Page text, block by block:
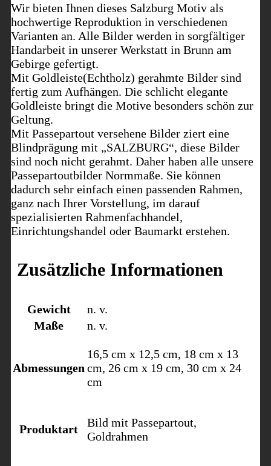
Wir bieten Ihnen dieses Salzburg Motiv als
hochwertige Reproduktion in verschiedenen
Varianten an. Alle Bilder werden in sorgfältiger
Handarbeit in unserer Werkstatt in Brunn am
Gebirge gefertigt.
Mit Goldleiste(Echtholz) gerahmte Bilder sind
fertig zum Aufhängen. Die schlicht elegante
Goldleiste bringt die Motive besonders schön zur
Geltung.
Mit Passepartout versehene Bilder ziert eine
Blindprägung mit „SALZBURG“, diese Bilder
sind noch nicht gerahmt. Daher haben alle unsere
Passepartoutbilder Normmaße. Sie können
dadurch sehr einfach einen passenden Rahmen,
ganz nach Ihrer Vorstellung, im darauf
spezialisierten Rahmenfachhandel,
Einrichtungshandel oder Baumarkt erstehen.
Zusätzliche Informationen
Gewicht
n. v.
Maße
n. v.
Abmessungen
16,5 cm x 12,5 cm, 18 cm x 13
cm, 26 cm x 19 cm, 30 cm x 24
cm
Produktart
Bild mit Passepartout,
Goldrahmen